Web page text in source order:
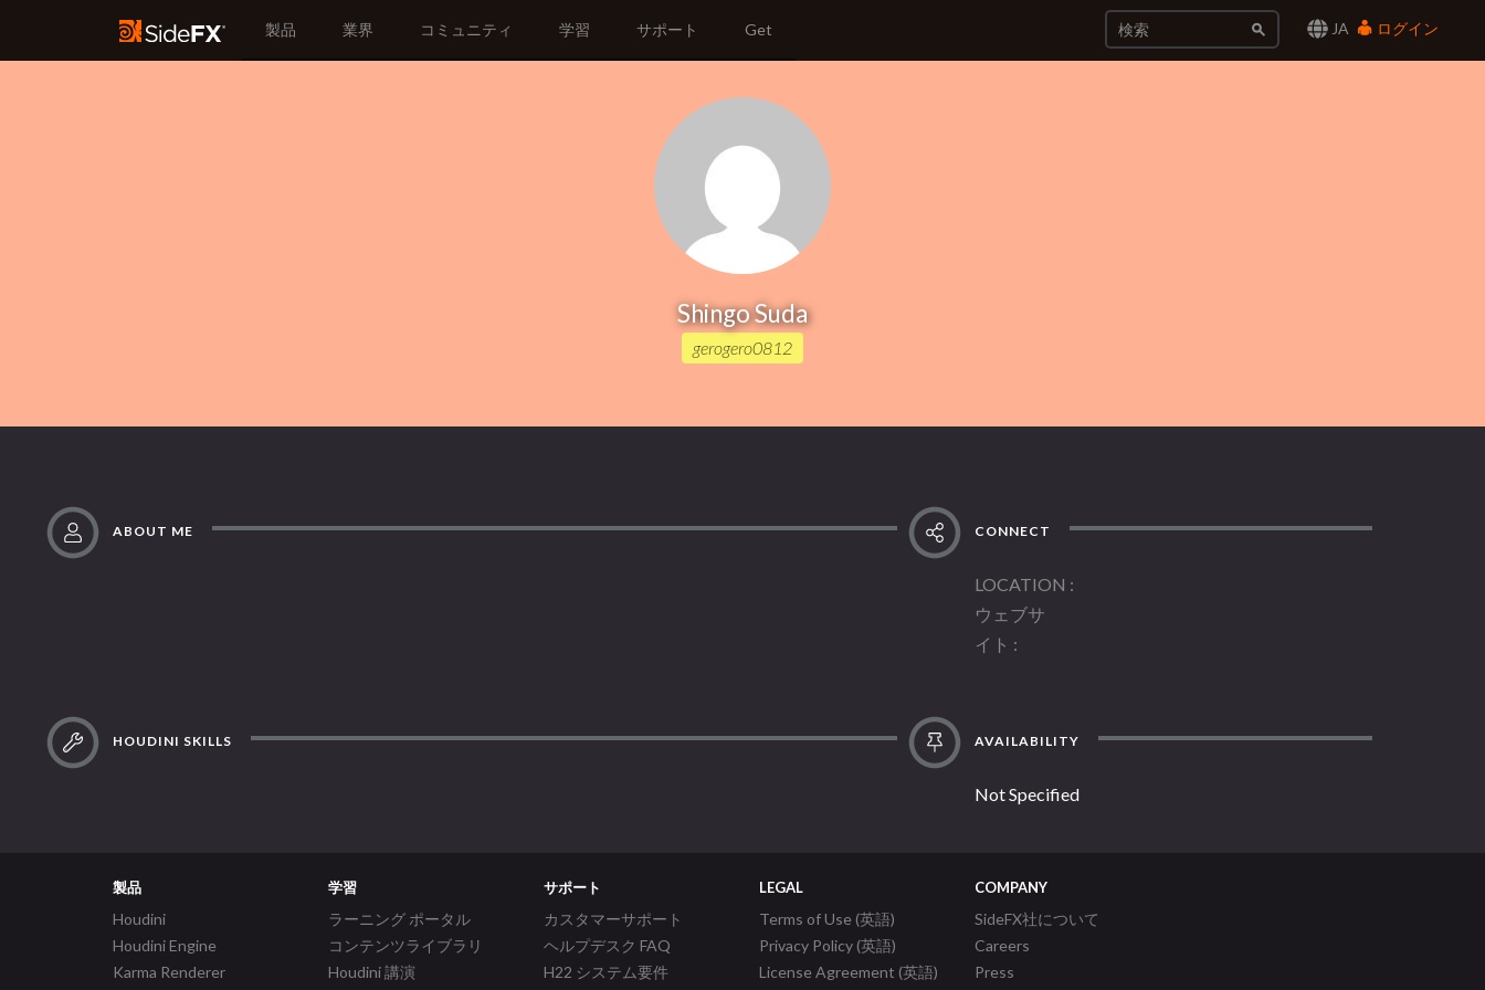
JA ログイン
製品 業界 コミュニティ 学習 サポート Get
Shingo Suda
gerogero0812
ABOUT ME CONNECT
LOCATION
ウェブサ
イト
HOUDINI SKILLS AVAILABILITY
Not Specified
製品
Houdini
Houdini Engine
Karma Renderer
学習
ラーニング ポータル
コンテンツライブラリ
Houdini 講演
サポート
カスタマーサポート
ヘルプデスク FAQ
H22 システム要件
LEGAL
Terms of Use (英語)
Privacy Policy (英語)
License Agreement (英語)
COMPANY
SideFX社について
Careers
Press